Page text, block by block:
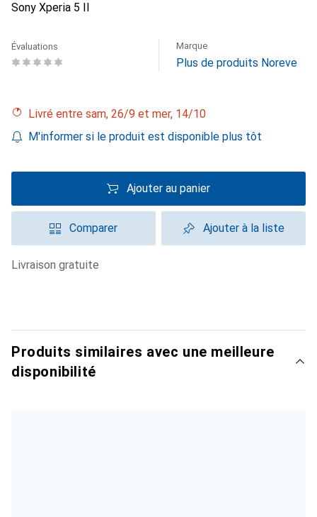
Sony Xperia 5 II
Évaluations Marque
Plus de produits Noreve
Livré entre sam, 26/9 et mer, 14/10
M'informer si le produit est disponible plus tôt
Ajouter au panier
Comparer Ajouter à la liste
livraison gratuite
Produits similaires avec une meilleure
disponibilité